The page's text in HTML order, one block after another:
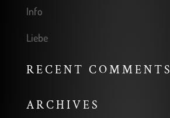
Info
Liebe
RECENT COMMENTS
ARCHIVES